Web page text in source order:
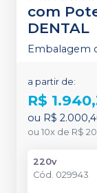
com
DENTAL
Embalagem
a partir de:
R$
ou R$
ou 10x de R$
220v
Cód. 029943